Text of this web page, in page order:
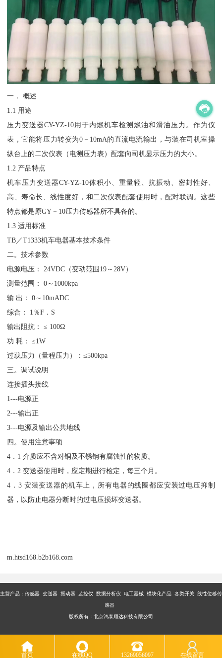
一． 概述
1.1 用途
压力变送器CY-YZ-10用于内燃机车检测燃油和滑油压力。作为仪
表，它能将压力转变为0－10mA的直流电流输出，与装在司机室操
纵台上的二次仪表（电测压力表）配套向司机显示压力的大小。
1.2 产品特点
机车压力变送器CY-YZ-10体积小、重量轻、抗振动、密封性好、
高、寿命长、线性度好，和二次仪表配套使用时，配对联调。这些
特点都是原GY－10压力传感器所不具备的。
1.3 适用标准
TB／T1333机车电器基本技术条件
二。技术参数
电源电压： 24VDC（变动范围19～28V）
测量范围： 0～1000kpa
输 出： 0～10mADC
综合： 1％F．S
输出阻抗： ≤ 100Ω
功 耗： ≤1W
过载压力（量程压力）：≤500kpa
三。调试说明
连接插头接线
1---电源正
2---输出正
3---电源及输出公共地线
四。使用注意事项
4．1 介质应不含对铜及不锈钢有腐蚀性的物质。
4．2 变送器使用时，应定期进行检定，每三个月。
4．3 安装变送器的机车上，所有电器的线圈都应安装过电压抑制
器，以防止电器分断时的过电压损坏变送器。
m.htsd168.b2b168.com
主营产品：传感器 变送器 振动器 监控仪 数据分析仪 电工器械 模块化产品 各类开关 线性位移传
感器
版权所有：北京鸿泰顺达科技有限公司
首页 在线QQ 13269056097 在线留言